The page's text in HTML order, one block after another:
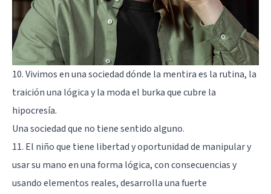
10. Vivimos en una sociedad dónde la mentira es la rutina, la
traición una lógica y la moda el burka que cubre la
hipocresía.
Una sociedad que no tiene sentido alguno.
11. El niño que tiene libertad y oportunidad de manipular y
usar su mano en una forma lógica, con consecuencias y
usando elementos reales, desarrolla una fuerte